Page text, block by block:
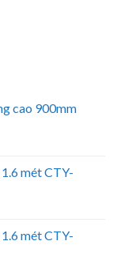
cao 900mm
mét CTY-
mét CTY-